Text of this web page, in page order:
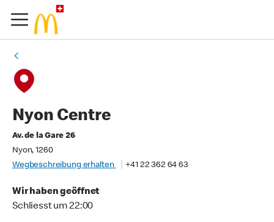
Nyon Centre
Av. de la Gare 26
Nyon, 1260
Wegbeschreibung erhalten
+41 22 362 64 63
Wir haben geöffnet
Schliesst um 22:00